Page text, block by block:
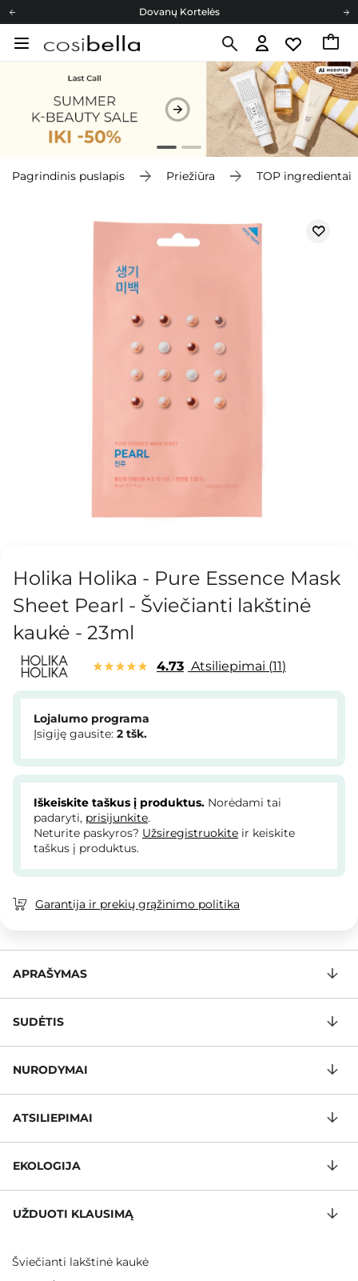
Dovanų Kortelės
Cosibella lojalumo programa
Dovanų Kortelės
Pagrindinis puslapis Priežiūra TOP ingredientai
Holika Holika - Pure Essence Mask
Sheet Pearl - Šviečianti lakštinė
kaukė - 23ml
4.73 Atsiliepimai 11
Lojalumo programa
Įsigiję gausite: 2 tšk.
Iškeiskite taškus į produktus. Norėdami tai
padaryti, prisijunkite.
Neturite paskyros? Užsiregistruokite ir keiskite
taškus į produktus.
Garantija ir prekių grąžinimo politika
APRAŠYMAS
SUDĖTIS
NURODYMAI
ATSILIEPIMAI
EKOLOGIJA
UŽDUOTI KLAUSIMĄ
Šviečianti lakštinė kaukė